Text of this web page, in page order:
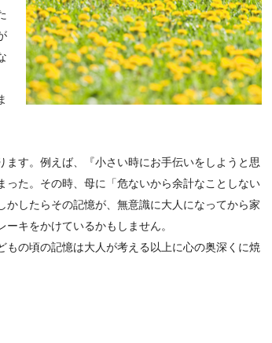
す。例えば、『小さい時にお手伝いをしようと思
た。その時、母に「危ないから余計なことしない
したらその記憶が、無意識に大人になってから家
キをかけているかもしません。
の頃の記憶は大人が考える以上に心の奥深くに焼